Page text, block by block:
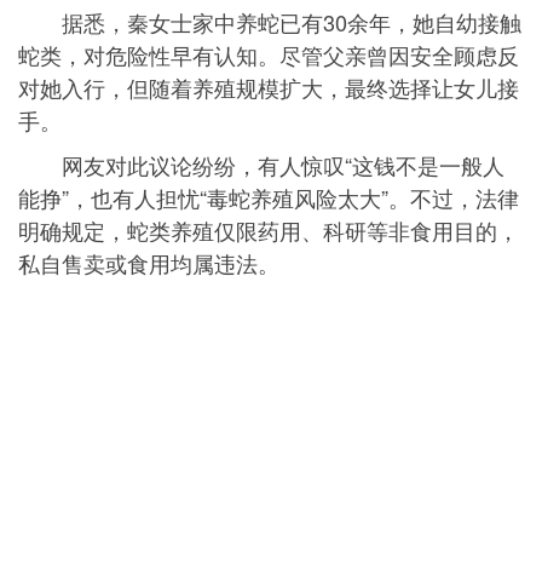
据悉，秦女士家中养蛇已有30余年，她自幼接触
蛇类，对危险性早有认知。尽管父亲曾因安全顾虑反
对她入行，但随着养殖规模扩大，最终选择让女儿接
手。
网友对此议论纷纷，有人惊叹“这钱不是一般人
能挣”，也有人担忧“毒蛇养殖风险太大”。不过，法律
明确规定，蛇类养殖仅限药用、科研等非食用目的，
私自售卖或食用均属违法。